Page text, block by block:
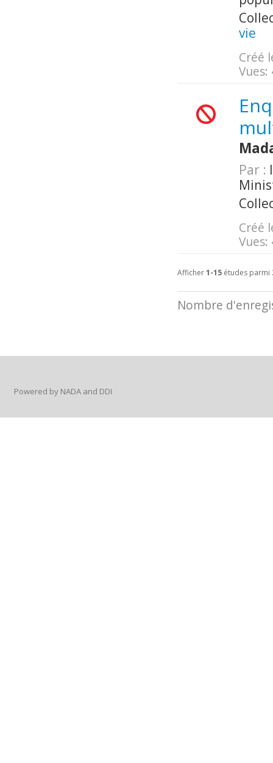
vie
Créé
Vues:
Par :
Créé
Vues:
Afficher1-15études parmi
Nombre
Powered by NADA and DDI